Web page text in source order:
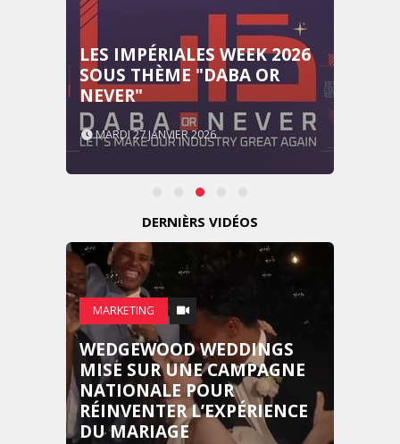
LES IMPÉRIALES WEEK 2026
SOUS THÈME "DABA OR
NEVER"
MARDI 27 JANVIER 2026
DERNIÈRS VIDÉOS
MARKETING
WEDGEWOOD WEDDINGS
MISE SUR UNE CAMPAGNE
NATIONALE POUR
RÉINVENTER L’EXPÉRIENCE
DU MARIAGE